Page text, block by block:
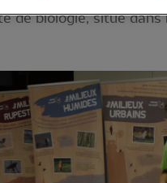
de biologie, situé